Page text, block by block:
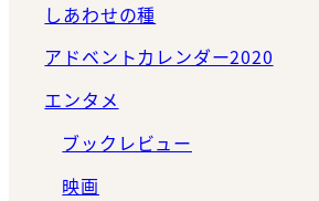
しあわせの種
アドベントカレンダー2020
エンタメ
ブックレビュー
映画